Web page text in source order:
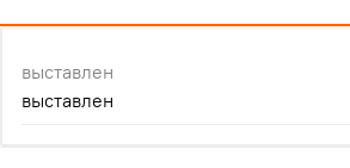
выставлен
выставлен